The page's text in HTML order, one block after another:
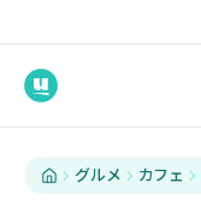
グルメ カフェ